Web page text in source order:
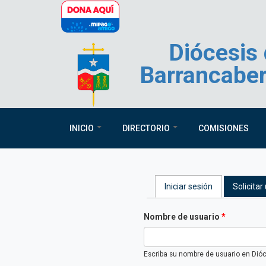
Pasar al contenido principal
Diócesis
INICIO DIRECTORIO COMISIONES
Solapas
Iniciar sesión (solapaSolicitar
Nombre de usuario *
Escriba su nombre de usuario en